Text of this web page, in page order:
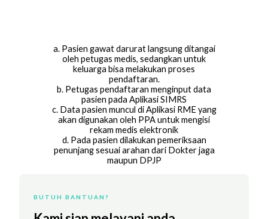
a. Pasien gawat darurat langsung ditangai
oleh petugas medis, sedangkan untuk
keluarga bisa melakukan proses
pendaftaran.
b. Petugas pendaftaran menginput data
pasien pada Aplikasi SIMRS
c. Data pasien muncul di Aplikasi RME yang
akan digunakan oleh PPA untuk mengisi
rekam medis elektronik
d. Pada pasien dilakukan pemeriksaan
penunjang sesuai arahan dari Dokter jaga
maupun DPJP
BUTUH BANTUAN?